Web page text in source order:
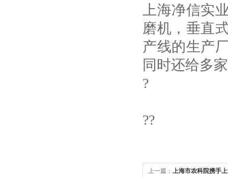
上海净信实
磨机，垂直
产线的生产
同时还给多
?
??
上一篇： 上海市农科院携手